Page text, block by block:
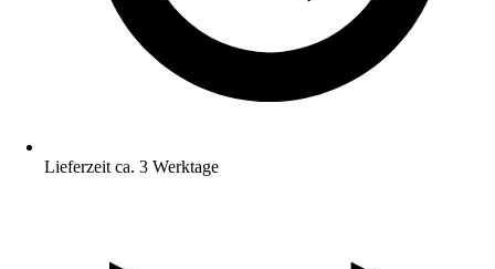
Lieferzeit ca. 3 Werktage